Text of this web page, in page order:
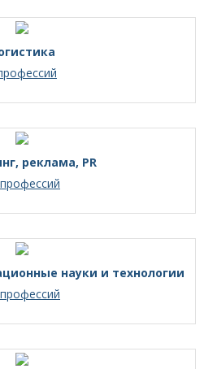
реклама, PR
науки и технологии